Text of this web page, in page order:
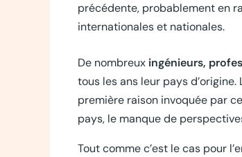
précédente, probablement en
internationales et nationales.
De nombreux ingénieurs,
tous les ans leur pays
première raison invoquée par
pays, le manque de
Tout comme c’est le cas pour